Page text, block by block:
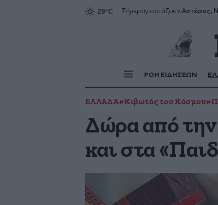
Σήμεραγιορτάζουν:Αστέριος,
ΡΟΗ ΕΙΔΗΣΕΩΝ
ΕΛΛΑΔΑ#Κιβωτός του Κόσμου
Δώρα από
και στα